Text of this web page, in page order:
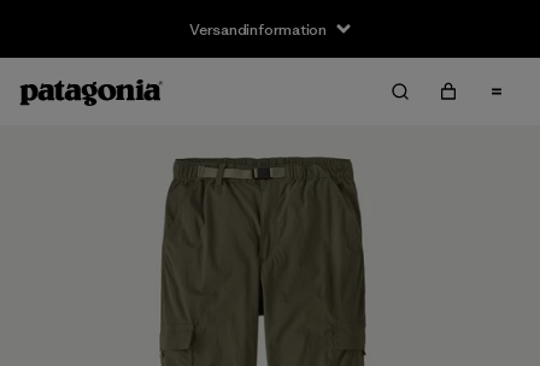
Versandinformation